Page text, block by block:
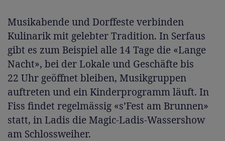
Musikabende und Dorffeste verbinden
Kulinarik mit gelebter Tradition. In Serfaus
gibt es zum Beispiel alle 14 Tage die «Lange
Nacht», bei der Lokale und Geschäfte bis
22 Uhr geöffnet bleiben, Musikgruppen
auftreten und ein Kinderprogramm läuft. In
Fiss findet regelmässig «s’Fest am Brunnen»
statt, in Ladis die Magic-Ladis-Wassershow
am Schlossweiher.